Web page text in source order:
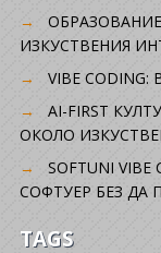
ИЗКУСТВЕНИЯ
VIBE CODING:
AI-FIRST
ОКОЛО
SOFTUNI
СОФТУЕР БЕЗ ДА
TAGS